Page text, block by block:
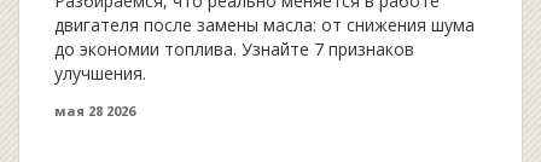
двигателя после замены масла: от снижения шума
до экономии топлива. Узнайте 7 признаков
улучшения.
мая 28 2026